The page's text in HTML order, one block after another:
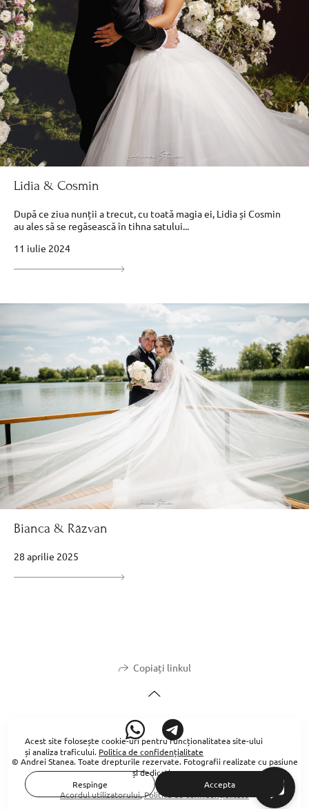
Lidia & Cosmin
După ce ziua nunții a trecut, cu toată magia ei, Lidia și Cosmin
au ales să se regăsească în tihna satului...
11 iulie 2024
Bianca & Răzvan
28 aprilie 2025
Copiați linkul
© Andrei Stanea. Toate drepturile rezervate. Fotografii realizate cu pasiune
și dedicație.
Acordul utilizatorului,Politica de confidențialitate
Acest site folosește cookie-uripentru funcționalitatea site-ului
și analiza traficului. Politica de confidențialitate
Respinge Accepta